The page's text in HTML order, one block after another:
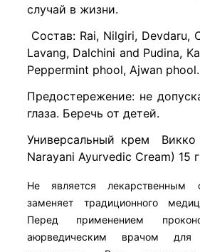
случай в жизни.
Состав: Rai, Nilgiri, Devdaru,
Lavang, Dalchini and Pudina,
Peppermint phool, Ajwan phool.
Предостережение: не
глаза. Беречь от детей.
Универсальный крем
Narayani Ayurvedic Cream) 15
Не является
заменяет традиционного
Перед применением
аюрведическим врачом для